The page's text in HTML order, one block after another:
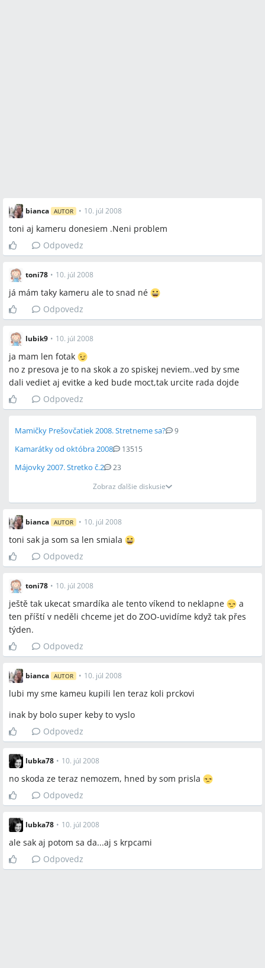
bianca AUTOR • 10. júl 2008
toni aj kameru donesiem .Neni problem
Odpovedz
toni78 • 10. júl 2008
já mám taky kameru ale to snad né
Odpovedz
lubik9 • 10. júl 2008
ja mam len fotak
no z presova je to na skok a zo spiskej neviem..ved by sme
dali vediet aj evitke a ked bude moct,tak urcite rada dojde
Odpovedz
Mamičky Prešovčatiek 2008. Stretneme sa? 9
Kamarátky od októbra 2008 13515
Májovky 2007. Stretko č.2
23
Zobraz ďalšie diskusie
bianca AUTOR • 10. júl 2008
toni sak ja som sa len smiala
Odpovedz
toni78 • 10. júl 2008
ještě tak ukecat smardíka ale tento víkend to neklapne
a
ten příští v neděli chceme jet do ZOO-uvidíme když tak přes
týden.
Odpovedz
bianca AUTOR • 10. júl 2008
lubi my sme kameu kupili len teraz koli prckovi
inak by bolo super keby to vyslo
Odpovedz
lubka78 • 10. júl 2008
no skoda ze teraz nemozem, hned by som prisla
Odpovedz
lubka78 • 10. júl 2008
ale sak aj potom sa da...aj s krpcami
Odpovedz